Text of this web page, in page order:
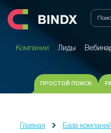
Компании Лиды
Компании Лиды
ПРОСТОЙ ПОИСК
Главная База компаний